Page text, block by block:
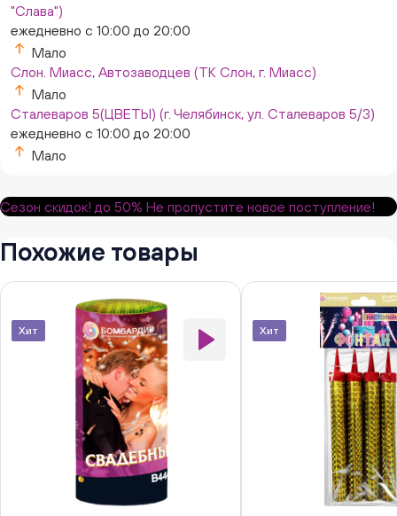
"Слава")
ежедневно с 10:00 до 20:00
Мало
Слон. Миасс, Автозаводцев (ТК Слон, г. Миасс)
Мало
Сталеваров 5(ЦВЕТЫ) (г. Челябинск, ул. Сталеваров 5/3)
ежедневно с 10:00 до 20:00
Мало
Сезон скидок! до 50% Не пропустите новое поступление!
Похожие товары
Хит Хит